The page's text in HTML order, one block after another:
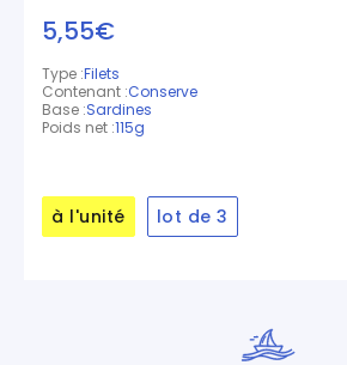
5,55€
Type :Filets
Contenant :Conserve
Base :Sardines
Poids net :115g
à l'unité lot de 3